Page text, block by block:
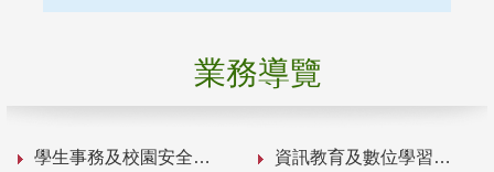
業務導覽
學生事務及校園安全 資訊教育及數位學習